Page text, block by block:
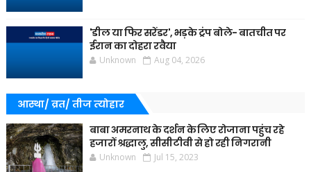
'डील या फिर सरेंडर', भड़के ट्रंप बोले- बातचीत पर
ईरान का दोहरा रवैया
Unknown Aug 04, 2026
आस्था/ व्रत/ तीज त्‍योहार
बाबा अमरनाथ के दर्शन के लिए रोजाना पहुंच रहे
हजारों श्रद्धालु, सीसीटीवी से हो रही निगरानी
Unknown Jul 15, 2023